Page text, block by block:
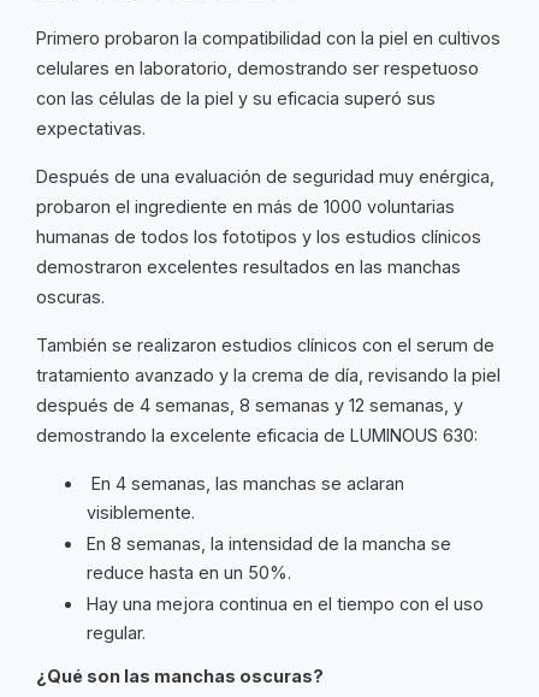
Primero probaron la compatibilidad con la piel en cultivos
celulares en laboratorio, demostrando ser respetuoso
con las células de la piel y su eficacia superó sus
expectativas.
Después de una evaluación de seguridad muy enérgica,
probaron el ingrediente en más de 1000 voluntarias
humanas de todos los fototipos y los estudios clínicos
demostraron excelentes resultados en las manchas
oscuras.
También se realizaron estudios clínicos con el serum de
tratamiento avanzado y la crema de día, revisando la piel
después de 4 semanas, 8 semanas y 12 semanas, y
demostrando la excelente eficacia de LUMINOUS 630:
En 4 semanas, las manchas se aclaran
visiblemente.
En 8 semanas, la intensidad de la mancha se
reduce hasta en un 50%.
Hay una mejora continua en el tiempo con el uso
regular.
¿Qué son las manchas oscuras?